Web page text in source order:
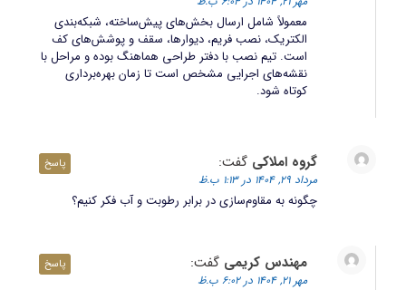
معمولاً شامل ارسال بخش‌های پیش‌ساخته، شبکه‌بندی
الکتریک، نصب فریم، دیوارها، سقف و پوشش‌های کف
است. تیم نصب با دفتر طراحی هماهنگ بوده و مراحل با
نقشه‌های اجرایی مشخص است تا زمان بهره‌برداری
کوتاه شود.
گروه املاکی گفت:
مرداد 29, 1404 در 1:13 ب.ظ
چگونه به مقاوم‌سازی در برابر رطوبت و آب فکر کنیم؟
پاسخ
مهندس کریمی گفت:
مهر 21, 1404 در 6:02 ب.ظ
پاسخ